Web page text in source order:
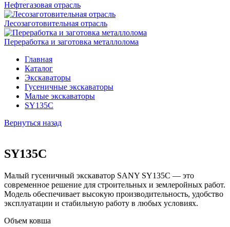
Нефтегазовая отрасль
Лесозаготовительная отрасль
Переработка и заготовка металлолома
Главная
Каталог
Экскаваторы
Гусеничные экскаваторы
Малые экскаваторы
SY135C
Вернуться назад
SY135C
Малый гусеничный экскаватор SANY SY135C — это
современное решение для строительных и землеройных работ.
Модель обеспечивает высокую производительность, удобство
эксплуатации и стабильную работу в любых условиях.
Объем ковша